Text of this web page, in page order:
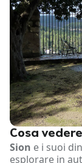
Cosa
Sion e i suoi
esplorare in